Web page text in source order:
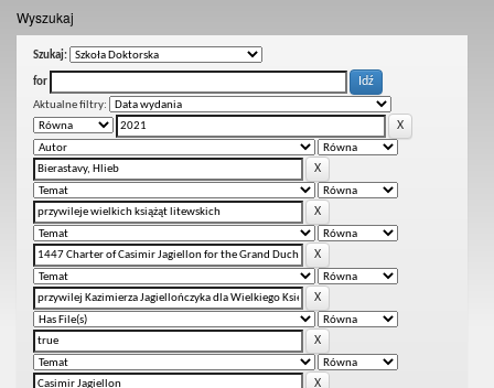
Wyszukaj
Szukaj:
for
Aktualne filtry: